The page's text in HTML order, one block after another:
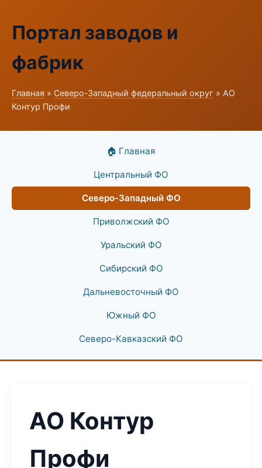
Портал заводов и
фабрик
Главная » Северо-Западный федеральный округ » АО
Контур Профи
🏠 Главная
Центральный ФО
Северо-Западный ФО
Приволжский ФО
Уральский ФО
Сибирский ФО
Дальневосточный ФО
Южный ФО
Северо-Кавказский ФО
АО Контур
Профи